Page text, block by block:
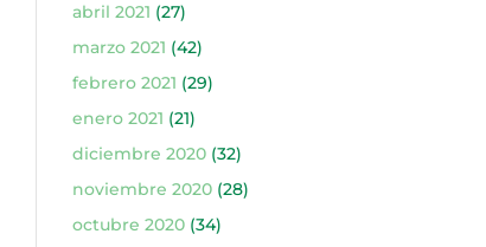
abril 2021 (27)
marzo 2021 (42)
febrero 2021 (29)
enero 2021 (21)
diciembre 2020(32)
noviembre 2020(28)
octubre 2020(34)